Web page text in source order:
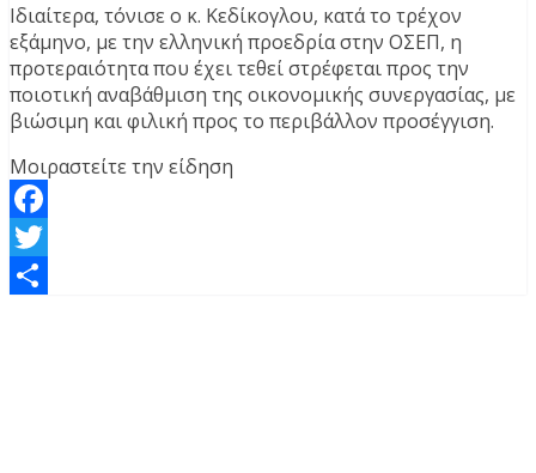
Ιδιαίτερα, τόνισε ο κ. Κεδίκογλου, κατά το τρέχον
εξάμηνο, με την ελληνική προεδρία στην ΟΣΕΠ, η
προτεραιότητα που έχει τεθεί στρέφεται προς την
ποιοτική αναβάθμιση της οικονομικής συνεργασίας, με
βιώσιμη και φιλική προς το περιβάλλον προσέγγιση.
Μοιραστείτε την είδηση
Facebook
Twitter